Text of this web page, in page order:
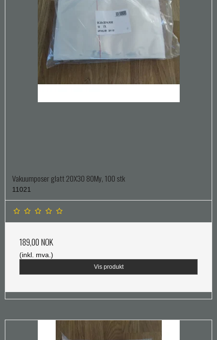
Vakuumposer glatt 20X30 80My, 100 stk
11021
189,00 NOK
(inkl. mva.)
Vis produkt